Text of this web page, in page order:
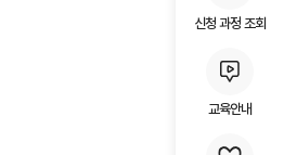
신청 과정 조회
교육안내